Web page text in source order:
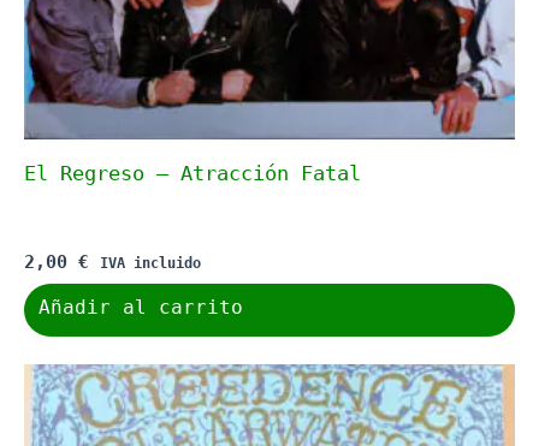
El Regreso – Atracción Fatal
2,00 € IVA incluido
Añadir al carrito